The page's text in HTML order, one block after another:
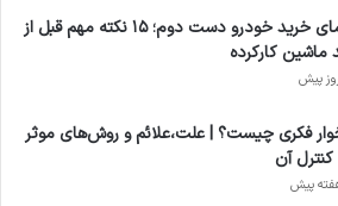
راهنمای خرید خودرو دست دوم؛ ۱۵ نکته مهم قبل از
ماشین کارکرده
فکری چیست؟ | علت،علائم و روش‌های موثر
کنترل آن